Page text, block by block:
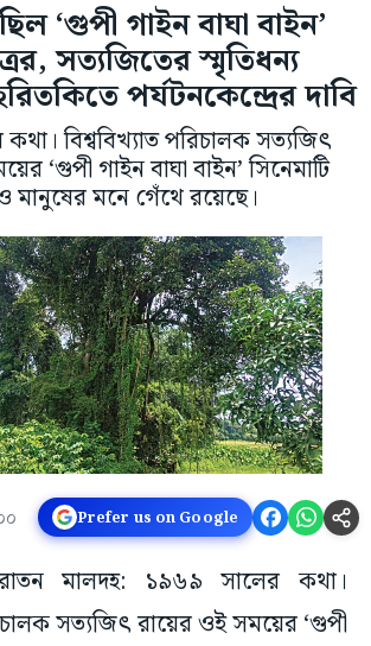
‘গুপী গাইন বাঘা বাইন’
সত্যজিতের স্মৃতিধন্য
পর্যটনকেন্দ্রের দাবি
বিশ্ববিখ্যাত পরিচালক সত্যজিৎ
‘গুপী গাইন বাঘা বাইন’ সিনেমাটি
মনে গেঁথে রয়েছে।
Prefer us on Google
মালদহ: ১৯৬৯ সালের কথা।
সত্যজিৎ রায়ের ওই সময়ের ‘গুপী